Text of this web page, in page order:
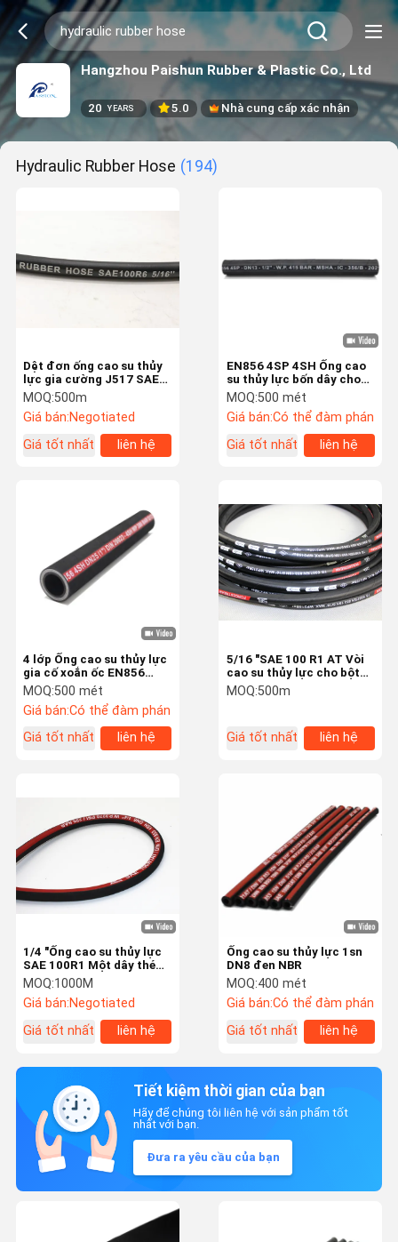
Hangzhou Paishun Rubber & Plastic Co., Ltd
20 YEARS 5.0 Nhà cung cấp xác nhận
Hydraulic Rubber Hose (194)
Dệt đơn ống cao su thủy
lực gia cường J517 SAE
100R6 Đen
MOQ:500m
Giá bán:Negotiated
Giá tốt nhất
liên hệ
EN856 4SP 4SH Ống cao
su thủy lực bốn dây cho
máy xúc
MOQ:500 mét
Giá bán:Có thể đàm phán
Giá tốt nhất
liên hệ
4 lớp Ống cao su thủy lực
gia cố xoắn ốc EN856
4SH 4SP
MOQ:500 mét
Giá bán:Có thể đàm phán
Giá tốt nhất
liên hệ
5/16 "SAE 100 R1 AT Vòi
cao su thủy lực cho bột
CO2 và bình chữa bọt
MOQ:500m
Giá tốt nhất liên hệ
1/4 "Ống cao su thủy lực
SAE 100R1 Một dây thép
cường độ cao đơn bện
MOQ:1000M
Giá bán:Negotiated
Giá tốt nhất
liên hệ
Ống cao su thủy lực 1sn
DN8 đen NBR
MOQ:400 mét
Giá bán:Có thể đàm phán
Giá tốt nhất
liên hệ
Tiết kiệm thời gian của bạn
Hãy để chúng tôi liên hệ với sản phẩm tốt
nhất với bạn.
Đưa ra yêu cầu của bạn